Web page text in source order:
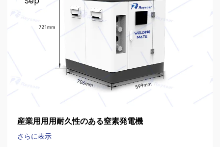
産業用用用耐久性のある窒素発電機
さらに表示